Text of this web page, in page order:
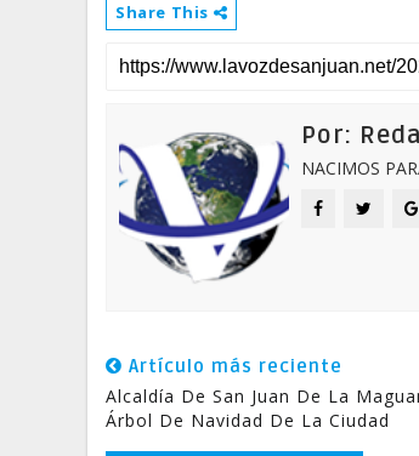
Share This
Por:
NACIMOS
Artículo más reciente
Alcaldía De San Juan De La
Árbol De Navidad De La Ciudad